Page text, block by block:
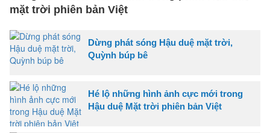
mặt trời phiên bản Việt
Dừng phát sóng Hậu duệ mặt trời,
Quỳnh búp bê
Hé lộ những hình ảnh cực mới trong
Hậu duệ Mặt trời phiên bản Việt